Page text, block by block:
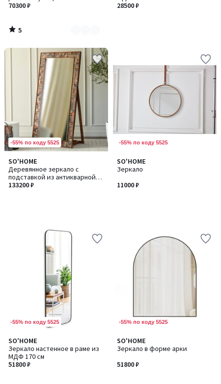
70300 ₽
2
5
/
28500 ₽
-55% по коду 5525
SO'HOME
Деревянное зеркало с
подставкой из антикварной
древесины манго
133200 ₽
-55% по коду 5525
SO'HOME
Зеркало
11000 ₽
-55% по коду 5525
SO'HOME
Зеркало настенное в раме из
МДФ 170 см
51800 ₽
5
/
5
-55% по коду 5525
SO'HOME
Зеркало в форме арки
51800 ₽